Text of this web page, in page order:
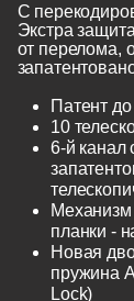
С
Экстра
от перелома,
Патент
10
6-й канал
планки -
Новая
пружина
Lock)